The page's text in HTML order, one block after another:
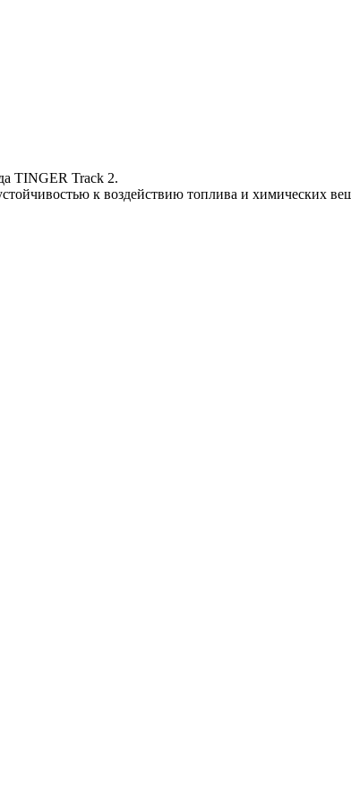
TINGER Track 2.
к воздействию топлива и химических